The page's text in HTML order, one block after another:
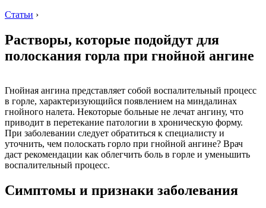
Статьи ›
Растворы, которые подойдут для
полоскания горла при гнойной ангине
Гнойная ангина представляет собой воспалительный процесс
в горле, характеризующийся появлением на миндалинах
гнойного налета. Некоторые больные не лечат ангину, что
приводит в перетекание патологии в хроническую форму.
При заболевании следует обратиться к специалисту и
уточнить, чем полоскать горло при гнойной ангине? Врач
даст рекомендации как облегчить боль в горле и уменьшить
воспалительный процесс.
Симптомы и признаки заболевания